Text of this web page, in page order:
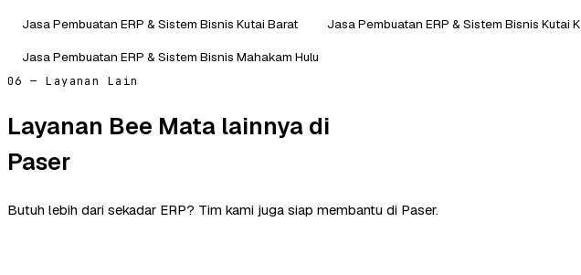
Jasa Pembuatan ERP & Sistem Bisnis Kutai Barat
Jasa Pembuatan ERP & Sistem Bisnis Kutai
Jasa Pembuatan ERP & Sistem Bisnis Mahakam Hulu
06 — Layanan Lain
Layanan Bee Mata lainnya di
Paser
Butuh lebih dari sekadar ERP? Tim kami juga siap membantu di Paser.